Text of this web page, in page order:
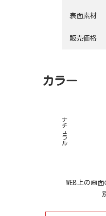
表面素材
販売価格
カラー
ナ
チ
ュ
ラ
ル
WEB上の画